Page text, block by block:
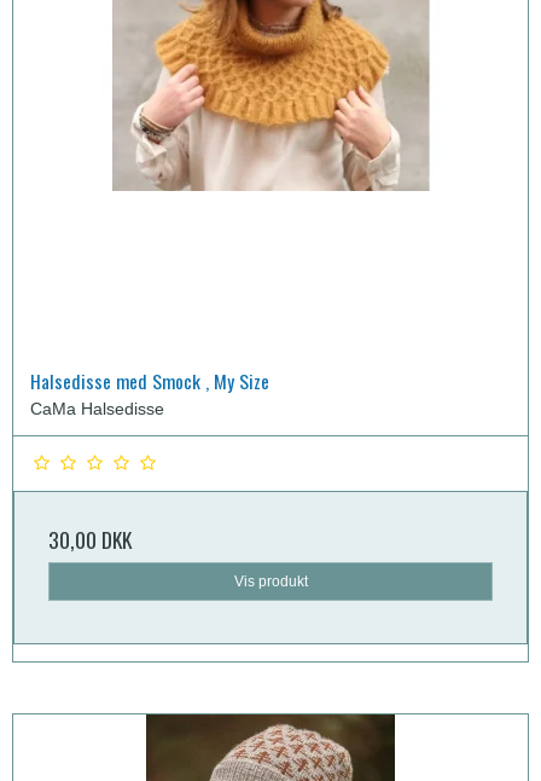
Halsedisse med Smock , My Size
CaMa Halsedisse
30,00 DKK
Vis produkt